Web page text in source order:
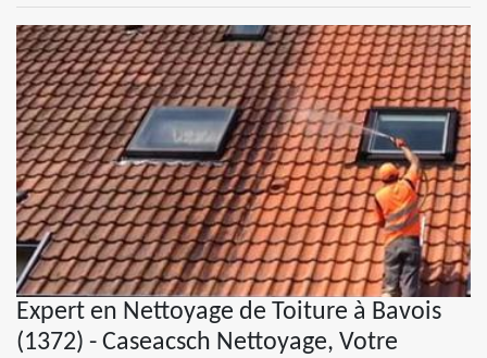
Expert en Nettoyage de Toiture à Bavois
(1372) - Caseacsch Nettoyage, Votre